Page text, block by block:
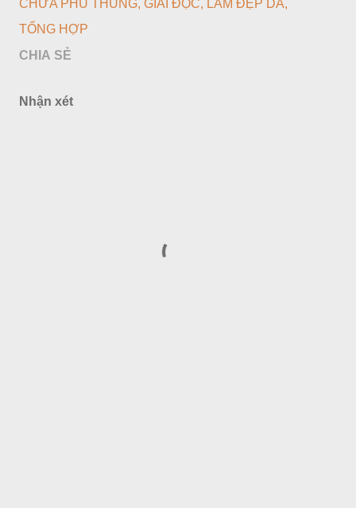
CHỮA PHÙ THŨNG GIẢI ĐỘC
LÀM ĐẸP DA
TỔNG HỢP
CHIA SẺ
Nhận xét